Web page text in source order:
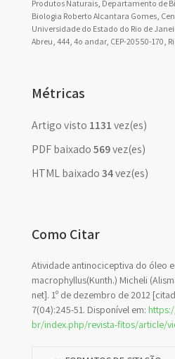
Produtos Naturais, Departamento de
Biologia Roberto Alcantara Gomes,
Universidade do Estado do Rio de
Abreu, 444, 4o andar, CEP-20550-170,
Métricas
Artigo visto 1131vez(es)
PDF baixado569vez(es)
HTML baixado34vez(es)
Como Citar
Atividade antinociceptiva do óleo
macrophyllus(Kunth.) Micheli
net]. 1º de dezembro de 2012
7(04):245-51. Disponível em:
br/index.php/revista-fitos/article/